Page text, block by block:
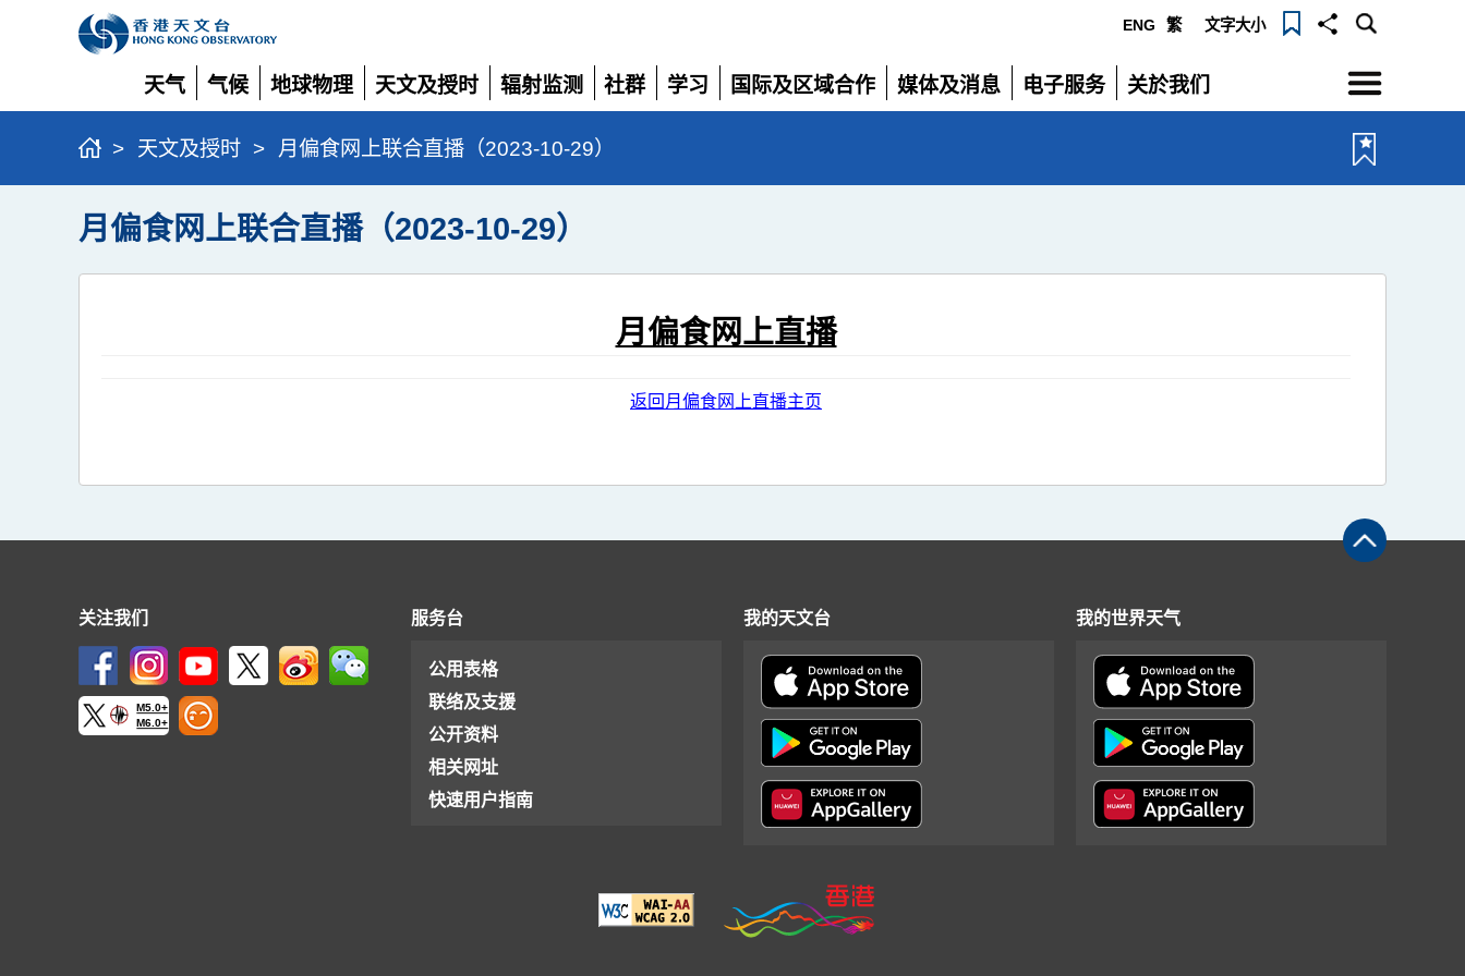
ENG 繁 文字大小
天气
展
开
气候
展
开
地球物理
展
开
天文及授时
展
开
辐射监测
展
开
社群
展
学习
展
国际及区域合作
展
媒体及消息
展
电子服务
展
关於我们
展
选
单
> 天文及授时 > 月偏食网上联合直播（2023-10-29）
月偏食网上联合直播（2023-10-29）
月偏食网上直播
返回月偏食网上直播主页
关注我们
M5.0+
M6.0+
服务台
公用表格
联络及支援
公开资料
相关网址
快速用户指南
我的天文台 我的世界天气